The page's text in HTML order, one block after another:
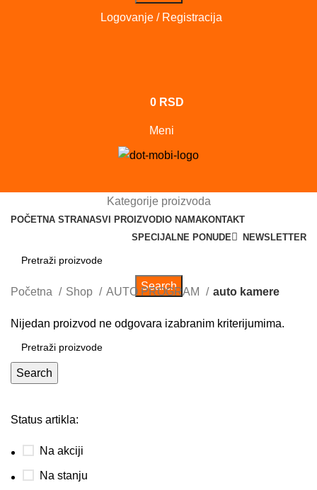
Logovanje / Registracija
0 RSD
Meni
Kategorije proizvoda
POČETNA STRANASVI PROIZVODIO NAMAKONTAKT
SPECIJALNE PONUDE
NEWSLETTER
Search
Status artikla:
Na akciji
Na stanju
Početna Shop AUTO PROGRAM auto kamere
Nijedan proizvod ne odgovara izabranim kriterijumima.
Search